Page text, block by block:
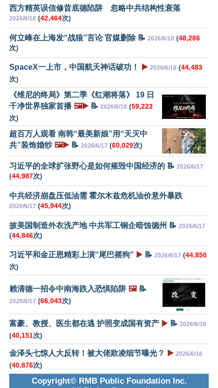
西方精英误信修昔底德陷阱 忽略中共结构性衰落
2026/6/18 (42,464次)
何立峰在上海发“战狼”言论 官媒删除 📝 2026/6/18 (48,286
次)
SpaceX一上市，中国航天神话破功！ ▶️ 2026/6/18 (44,483
次)
《维尼的终局》第二季《红潮将落》 19 日
干净世界独家首播 🖼️▶️ 📝 2026/6/18 (59,223
次)
超百万人观看 南韩“最美新娘”用“天灭中
共”装饰婚纱 🖼️▶️ 📝 2026/6/17 (60,029次)
习近平的全球扩张野心是如何摧毁中国经济的 📝 2026/6/17
(44,987次)
中共经济崩盘压低油需 霍尔木兹危机油价意外暴跌
2026/6/17 (45,944次)
披美国制造外衣洗产地 中共军工铜企暗蚀德州 📝 2026/6/17
(44,846次)
习近平和金正恩精彩上演“尾巴摇狗” ▶️ 📝 2026/6/17 (44,850
次)
赖清德一招令中南海跌入恐惧陷阱 🖼️📝
2026/6/17 (66,043次)
富豪、教授、医生都在逃 护照变成国有资产 ▶️ 📝 2026/6/16
(40,151次)
金泽头七惊人大反转！被大佬欺凌细节曝光？ ▶️ 2026/6/16
(40,876次)
Copyright© RMB Public Foundation Inc.